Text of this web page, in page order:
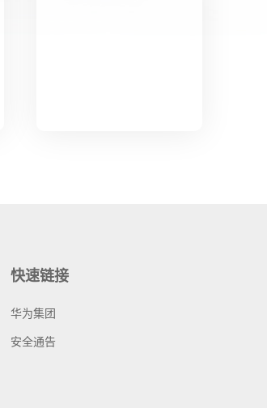
快速链接
华为集团
安全通告